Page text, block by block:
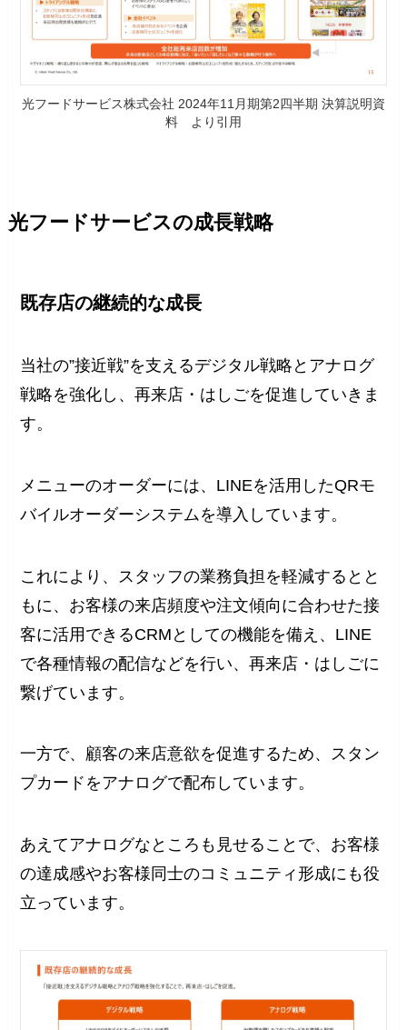
光フードサービス株式会社 2024年11月期第2四半期 決算説明資
料 より引用
光フードサービスの成長戦略
既存店の継続的な成⻑
当社の”接近戦”を支えるデジタル戦略とアナログ
戦略を強化し、再来店・はしごを促進していきま
す。
メニューのオーダーには、LINEを活用したQRモ
バイルオーダーシステムを導入しています。
これにより、スタッフの業務負担を軽減するとと
もに、お客様の来店頻度や注文傾向に合わせた接
客に活用できるCRMとしての機能を備え、LINE
で各種情報の配信などを行い、再来店・はしごに
繋げています。
一方で、顧客の来店意欲を促進するため、スタン
プカードをアナログで配布しています。
あえてアナログなところも見せることで、お客様
の達成感やお客様同士のコミュニティ形成にも役
立っています。